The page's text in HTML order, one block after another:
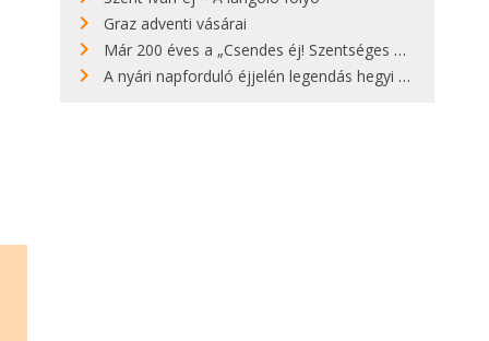
Graz adventi vásárai
Már 200 éves a „Csendes éj! Szentséges éj!”
A nyári napforduló éjjelén legendás hegyi tüzek világítják meg Zugspitzét